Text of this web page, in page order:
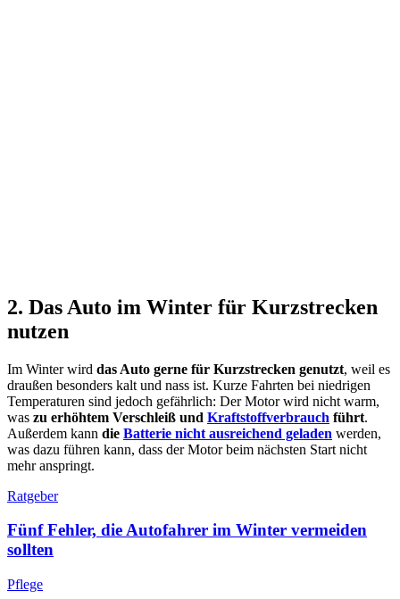
2. Das Auto im Winter für Kurzstrecken
nutzen
Im Winter wird das Auto gerne für Kurzstrecken genutzt, weil es
draußen besonders kalt und nass ist. Kurze Fahrten bei niedrigen
Temperaturen sind jedoch gefährlich: Der Motor wird nicht warm,
was zu erhöhtem Verschleiß und Kraftstoffverbrauch führt.
Außerdem kann die Batterie nicht ausreichend geladen werden,
was dazu führen kann, dass der Motor beim nächsten Start nicht
mehr anspringt.
Ratgeber
Fünf Fehler, die Autofahrer im Winter vermeiden
sollten
Pflege